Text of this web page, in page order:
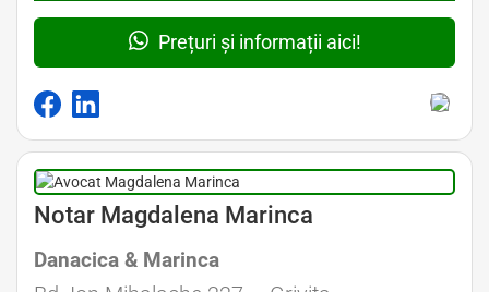
Prețuri și informații aici!
Avocat Specializat în Drept Civil • Avocat Specializat în Dreptul Familiei
Notar Magdalena Marinca
Danacica & Marinca